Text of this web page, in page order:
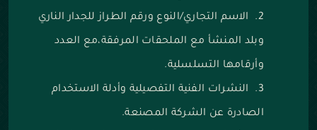
‌الاسم التجاري/النوع ورقم الطراز للجدار الناري
وبلد المنشأ مع الملحقات المرفقة،مع العدد
وأرقامها التسلسلية.
‌النشرات الفنية التفصيلية وأدلة الاستخدام
الصادرة عن الشركة المصنعة.